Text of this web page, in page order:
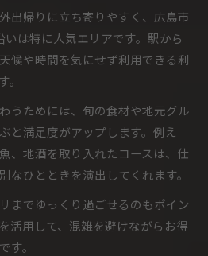
出帰りに立ち寄りやすく、広島市
は特に人気エリアです。駅から
候や時間を気にせず利用できる利
うためには、旬の食材や地元グル
と満足度がアップします。例え
、地酒を取り入れたコースは、仕
なひとときを演出してくれます。
までゆっくり過ごせるのもポイン
活用して、混雑を避けながらお得
す。